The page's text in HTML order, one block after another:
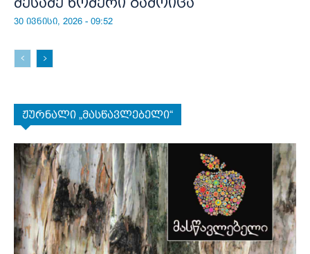
30 ივნისი, 2026 - 09:52
ჟურნალი „მასწავლებელი“